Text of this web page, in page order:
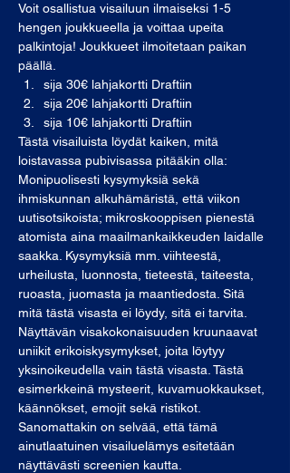
Voit osallistua visailuun ilmaiseksi 1-5
hengen joukkueella ja voittaa upeita
palkintoja! Joukkueet ilmoitetaan paikan
päällä.
sija 30€ lahjakortti Draftiin
sija 20€ lahjakortti Draftiin
sija 10€ lahjakortti Draftiin
Tästä visailuista löydät kaiken, mitä
loistavassa pubivisassa pitääkin olla:
Monipuolisesti kysymyksiä sekä
ihmiskunnan alkuhämäristä, että viikon
uutisotsikoista; mikroskooppisen pienestä
atomista aina maailmankaikkeuden laidalle
saakka. Kysymyksiä mm. viihteestä,
urheilusta, luonnosta, tieteestä, taiteesta,
ruoasta, juomasta ja maantiedosta. Sitä
mitä tästä visasta ei löydy, sitä ei tarvita.
Näyttävän visakokonaisuuden kruunaavat
uniikit erikoiskysymykset, joita löytyy
yksinoikeudella vain tästä visasta. Tästä
esimerkkeinä mysteerit, kuvamuokkaukset,
käännökset, emojit sekä ristikot.
Sanomattakin on selvää, että tämä
ainutlaatuinen visailuelämys esitetään
näyttävästi screenien kautta.